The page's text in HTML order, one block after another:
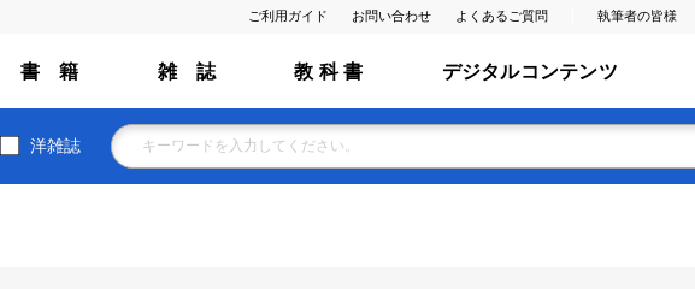
ご利用ガイド お問い合わせ よくあるご質問 執筆者の皆様
書 籍 雑 誌 教 科 書 デジタルコンテンツ
洋雑誌